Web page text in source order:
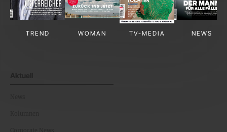
TREND WOMAN TV-MEDIA NEWS